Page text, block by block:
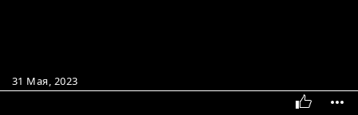
31 Мая, 2023